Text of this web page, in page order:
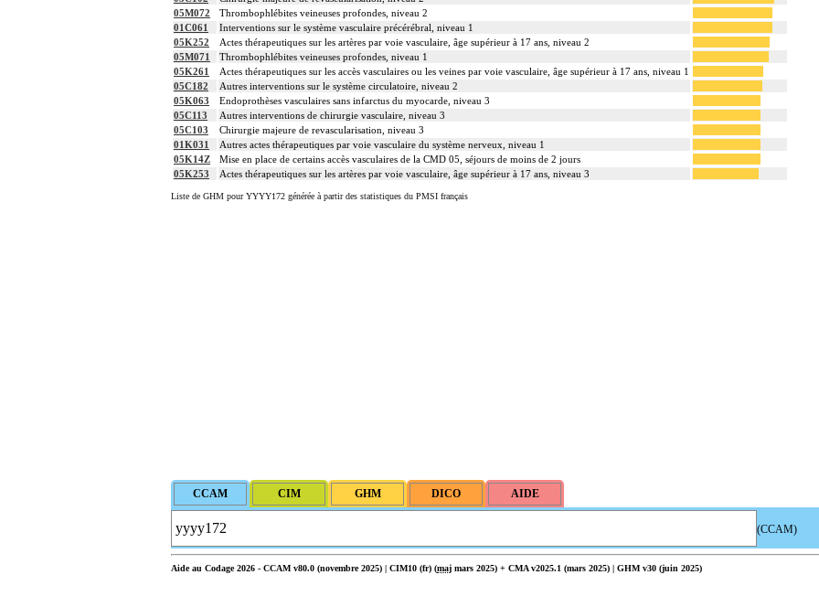
05M072
Thrombophlébites veineuses profondes, niveau 2
01C061
Interventions sur le système vasculaire précérébral, niveau 1
05K252
Actes thérapeutiques sur les artères par voie vasculaire, âge supérieur à 17 ans, niveau 2
05M071
Thrombophlébites veineuses profondes, niveau 1
05K261
Actes thérapeutiques sur les accès vasculaires ou les veines par voie vasculaire, âge supérieur à 17 ans, niveau 1
05C182
Autres interventions sur le système circulatoire, niveau 2
05K063
Endoprothèses vasculaires sans infarctus du myocarde, niveau 3
05C113
Autres interventions de chirurgie vasculaire, niveau 3
05C103
Chirurgie majeure de revascularisation, niveau 3
01K031
Autres actes thérapeutiques par voie vasculaire du système nerveux, niveau 1
05K14Z
Mise en place de certains accès vasculaires de la CMD 05, séjours de moins de 2 jours
05K253
Actes thérapeutiques sur les artères par voie vasculaire, âge supérieur à 17 ans, niveau 3
Liste de GHM pour YYYY172 générée à partir des statistiques du PMSI français
(CCAM)
Aide au Codage 2026 - CCAM v80.0 (novembre 2025) | CIM10 (fr) (maj mars 2025) + CMA v2025.1 (mars 2025) | GHM v30 (juin 2025)